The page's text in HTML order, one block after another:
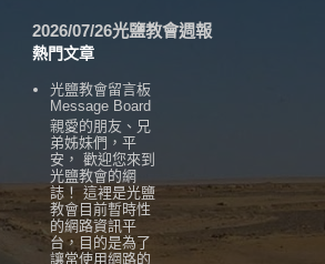
2026/07/26光鹽教會週報
熱門文章
光鹽教會留言板
Message Board
親愛的朋友、兄
弟姊妹們，平
安， 歡迎您來到
光鹽教會的網
誌！ 這裡是光鹽
教會目前暫時性
的網路資訊平
台，目的是為了
讓常使用網路的